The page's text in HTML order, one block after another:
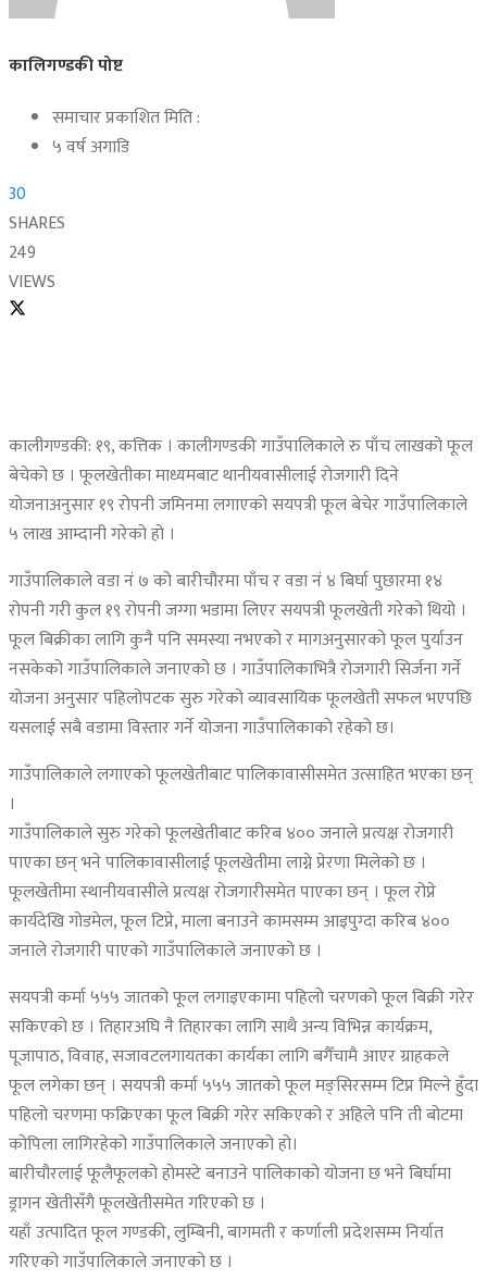
कालिगण्डकी पोष्ट
समाचार प्रकाशित मिति :
५ वर्ष अगाडि
30
SHARES
249
VIEWS
कालीगण्डकी: १९, कत्तिक । कालीगण्डकी गाउँपालिकाले रु पाँच लाखको फूल
बेचेको छ । फूलखेतीका माध्यमबाट थानीयवासीलाई रोजगारी दिने
योजनाअनुसार १९ रोपनी जमिनमा लगाएको सयपत्री फूल बेचेर गाउँपालिकाले
५ लाख आम्दानी गरेको हो ।
गाउँपालिकाले वडा नं ७ को बारीचौरमा पाँच र वडा नं ४ बिर्घा पुछारमा १४
रोपनी गरी कुल १९ रोपनी जग्गा भडामा लिएर सयपत्री फूलखेती गरेको थियो ।
फूल बिक्रीका लागि कुनै पनि समस्या नभएको र मागअनुसारको फूल पुर्याउन
नसकेको गाउँपालिकाले जनाएको छ । गाउँपालिकाभित्रै रोजगारी सिर्जना गर्ने
योजना अनुसार पहिलोपटक सुरु गरेको व्यावसायिक फूलखेती सफल भएपछि
यसलाई सबै वडामा विस्तार गर्ने योजना गाउँपालिकाको रहेको छ।
गाउँपालिकाले लगाएको फूलखेतीबाट पालिकावासीसमेत उत्साहित भएका छन्
।
गाउँपालिकाले सुरु गरेको फूलखेतीबाट करिब ४०० जनाले प्रत्यक्ष रोजगारी
पाएका छन् भने पालिकावासीलाई फूलखेतीमा लाग्ने प्रेरणा मिलेको छ ।
फूलखेतीमा स्थानीयवासीले प्रत्यक्ष रोजगारीसमेत पाएका छन् । फूल रोप्ने
कार्यदेखि गोडमेल, फूल टिप्ने, माला बनाउने कामसम्म आइपुग्दा करिब ४००
जनाले रोजगारी पाएको गाउँपालिकाले जनाएको छ ।
सयपत्री कर्मा ५५५ जातको फूल लगाइएकामा पहिलो चरणको फूल बिक्री गरेर
सकिएको छ । तिहारअघि नै तिहारका लागि साथै अन्य विभिन्न कार्यक्रम,
पूजापाठ, विवाह, सजावटलगायतका कार्यका लागि बगैँचामै आएर ग्राहकले
फूल लगेका छन् । सयपत्री कर्मा ५५५ जातको फूल मङ्सिरसम्म टिप्न मिल्ने हुँदा
पहिलो चरणमा फक्रिएका फूल बिक्री गरेर सकिएको र अहिले पनि ती बोटमा
कोपिला लागिरहेको गाउँपालिकाले जनाएको हो।
बारीचौरलाई फूलैफूलको होमस्टे बनाउने पालिकाको योजना छ भने बिर्घामा
ड्रागन खेतीसँगै फूलखेतीसमेत गरिएको छ ।
यहाँ उत्पादित फूल गण्डकी, लुम्बिनी, बागमती र कर्णाली प्रदेशसम्म निर्यात
गरिएको गाउँपालिकाले जनाएको छ ।